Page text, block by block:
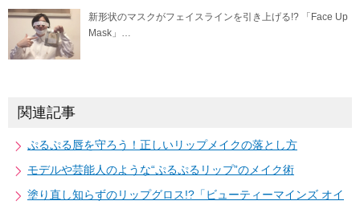
新形状のマスクがフェイスラインを引き上げる!? 「Face Up
Mask」…
関連記事
ぷるぷる唇を守ろう！正しいリップメイクの落とし方
モデルや芸能人のような“ぷるぷるリップ”のメイク術
塗り直し知らずのリップグロス!?「ビューティーマインズ オイ